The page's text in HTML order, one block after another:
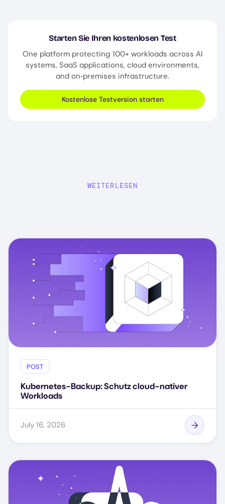
Starten Sie Ihren kostenlosen Test
One platform protecting 100+ workloads across AI
systems, SaaS applications, cloud environments,
and on‑premises infrastructure.
Kostenlose Testversion starten
WEITERLESEN
POST
Kubernetes-Backup: Schutz cloud-nativer
Workloads
July 16, 2026